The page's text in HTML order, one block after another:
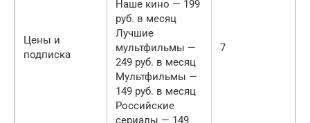
Цены и
подписка
Наше кино — 199
руб. в месяц
Лучшие
мультфильмы —
249 руб. в месяц
Мультфильмы —
149 руб. в месяц
Российские
сериалы — 149
7